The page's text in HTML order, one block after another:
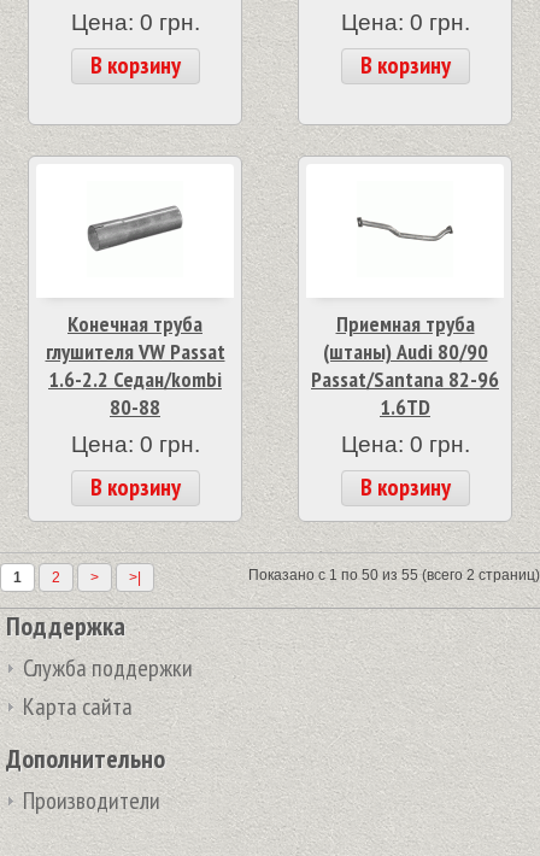
Цена: 0 грн.
В корзину
Цена: 0 грн.
В корзину
Конечная труба
глушителя VW Passat
1.6-2.2 Седан/kombi
80-88
Цена: 0 грн.
В корзину
Приемная труба
(штаны) Audi 80/90
Passat/Santana 82-96
1.6TD
Цена: 0 грн.
В корзину
1 2 > >| Показано с 1 по 50 из 55 (всего 2 страниц)
Поддержка
Служба поддержки
Карта сайта
Дополнительно
Производители